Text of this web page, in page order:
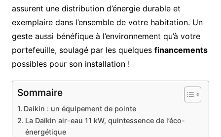
assurent une distribution d’énergie durable et
exemplaire dans l’ensemble de votre habitation. Un
geste aussi bénéfique à l’environnement qu’à votre
portefeuille, soulagé par les quelques financements
possibles pour son installation !
Sommaire
Daikin : un équipement de pointe
La Daikin air-eau 11 kW, quintessence de l’éco-
énergétique